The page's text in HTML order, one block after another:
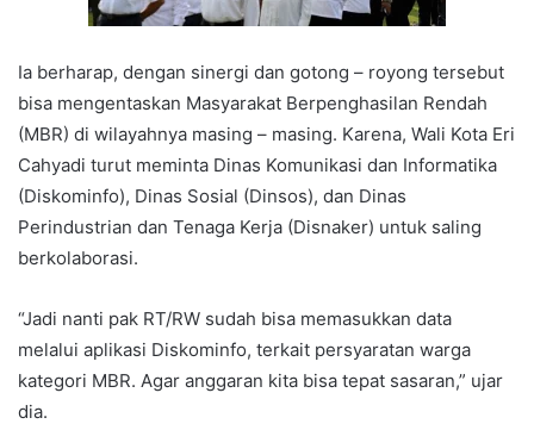
Ia berharap, dengan sinergi dan gotong – royong tersebut
bisa mengentaskan Masyarakat Berpenghasilan Rendah
(MBR) di wilayahnya masing – masing. Karena, Wali Kota Eri
Cahyadi turut meminta Dinas Komunikasi dan Informatika
(Diskominfo), Dinas Sosial (Dinsos), dan Dinas
Perindustrian dan Tenaga Kerja (Disnaker) untuk saling
berkolaborasi.
“Jadi nanti pak RT/RW sudah bisa memasukkan data
melalui aplikasi Diskominfo, terkait persyaratan warga
kategori MBR. Agar anggaran kita bisa tepat sasaran,” ujar
dia.